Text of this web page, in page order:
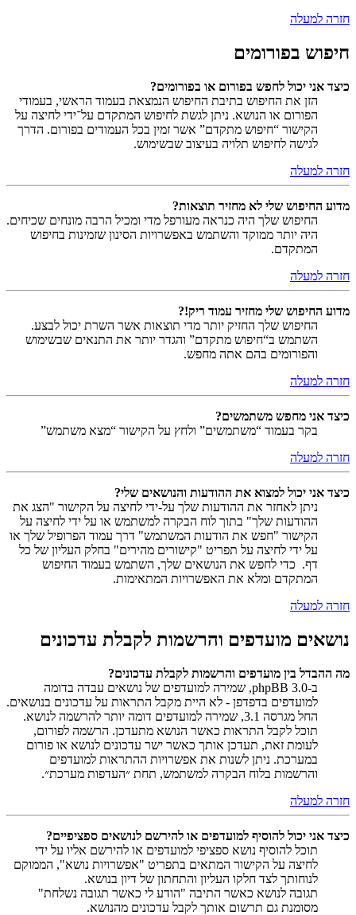
חזרה למעלה
חיפוש בפורומים
כיצד אני יכול לחפש בפורום או בפורומים?
הזן את החיפוש בתיבת החיפוש הנמצאת בעמוד הראשי, בעמודי
הפורום או הנושא. ניתן לגשת לחיפוש המתקדם על־ידי לחיצה על
הקישור “חיפוש מתקדם” אשר זמין בכל העמודים בפורום. הדרך
לגישה לחיפוש תלויה בעיצוב שבשימוש.
חזרה למעלה
מדוע החיפוש שלי לא מחזיר תוצאות?
החיפוש שלך היה כנראה מעורפל מדי ומכיל הרבה מונחים שכיחים.
היה יותר ממוקד והשתמש באפשרויות הסינון שזמינות בחיפוש
המתקדם.
חזרה למעלה
מדוע החיפוש שלי מחזיר עמוד ריק!?
החיפוש שלך החזיק יותר מדי תוצאות אשר השרת יכול לבצע.
השתמש ב“חיפוש מתקדם” והגדר יותר את התנאים שבשימוש
והפורומים בהם אתה מחפש.
חזרה למעלה
כיצד אני מחפש משתמשים?
בקר בעמוד “משתמשים” ולחץ על הקישור “מצא משתמש”
חזרה למעלה
כיצד אני יכול למצוא את ההודעות והנושאים שלי?
ניתן לאחזר את ההודעות שלך על-ידי לחיצה על הקישור "הצג את
ההודעות שלך" בתוך לוח הבקרה למשתמש או על ידי לחיצה על
הקישור "חפש את הודעות המשתמש" דרך עמוד הפרופיל שלך או
על ידי לחיצה על תפריט "קישורים מהירים" בחלק העליון של כל
דף. כדי לחפש את הנושאים שלך, השתמש בעמוד החיפוש
המתקדם ומלא את האפשרויות המתאימות.
חזרה למעלה
נושאים מועדפים והרשמות לקבלת עדכונים
מה ההבדל בין מועדפים והרשמות לקבלת עדכונים?
ב-phpBB 3.0, שמירה למועדפים של נושאים עבדה בדומה
למועדפים בדפדפן - לא היית מקבל התראות על עדכונים בנושאים.
החל מגרסה 3.1, שמירה למועדפים דומה יותר להרשמה לנושא.
תוכל לקבל התראות כאשר הנושא מתעדכן. הרשמה לפורום,
לעומת זאת, תעדכן אותך כאשר ישר עדכונים לנושא או פורום
במערכת. ניתן לשנות את אפשרויות ההתראות למועדפים
והרשמות בלוח הבקרה למשתמש, תחת ״העדפות מערכת״.
חזרה למעלה
כיצד אני יכול להוסיף למועדפים או להירשם לנושאים ספציפיים?
תוכל להוסיף נושא ספציפי למועדפים או להירשם אליו על ידי
לחיצה על הקישור המתאים בתפריט "אפשרויות נושא", הממוקם
לנוחותך לצד חלקו העליון והתחתון של דיון בנושא.
תגובה לנושא כאשר התיבה "הודע לי כאשר תגובה נשלחת"
מסומנת גם תרשום אותך לקבל עדכונים מהנושא.